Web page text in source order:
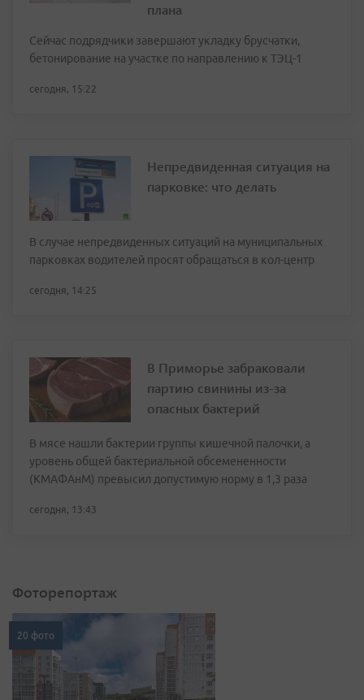
плана
Сейчас подрядчики завершают укладку брусчатки,
бетонирование на участке по направлению к ТЭЦ-1
сегодня, 15:22
Непредвиденная ситуация на
парковке: что делать
В случае непредвиденных ситуаций на муниципальных
парковках водителей просят обращаться в кол-центр
сегодня, 14:25
В Приморье забраковали
партию свинины из-за
опасных бактерий
В мясе нашли бактерии группы кишечной палочки, а
уровень общей бактериальной обсемененности
(КМАФАнМ) превысил допустимую норму в 1,3 раза
сегодня, 13:43
Фоторепортаж
20 фото